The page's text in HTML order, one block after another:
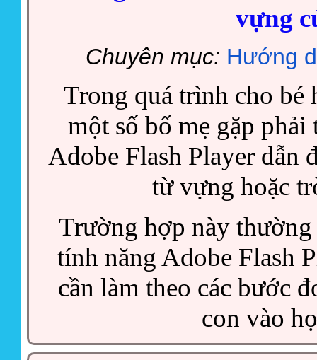
vựng
Chuyên mục: Hướng
Trong quá trình cho
một số bố mẹ gặp
Adobe Flash Player dẫn
từ vựng hoặc
Trường hợp này
tính năng Adobe Flash
cần làm theo các bước
con vào